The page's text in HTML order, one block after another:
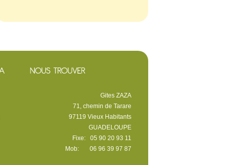
Gites ZAZA
71, chemin de Tarare
97119 Vieux Habitants
GUADELOUPE
Fixe: 05 90 20 93 11
Mob: 06 96 39 97 87